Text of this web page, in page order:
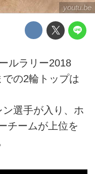
youtu.be
ルラリー2018
の2輪トップは
選手が入り、ホ
チームが上位を